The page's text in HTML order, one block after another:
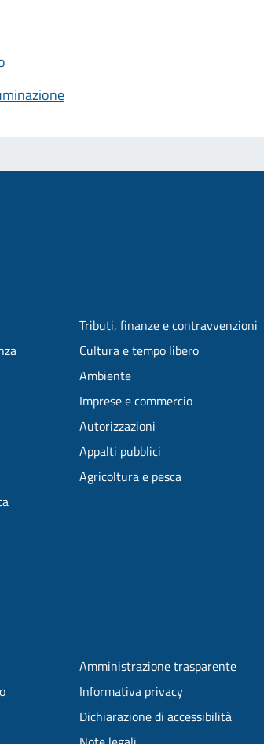
Tributi, finanze e contravvenzioni
Cultura e tempo libero
Ambiente
Imprese e commercio
Autorizzazioni
Appalti pubblici
Agricoltura e pesca
Amministrazione trasparente
Informativa privacy
Dichiarazione di accessibilità